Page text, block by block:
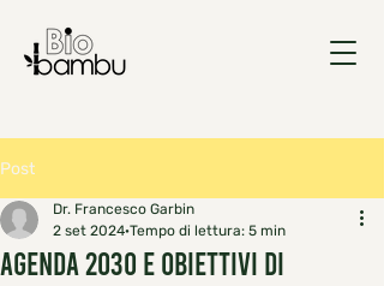
Post
AGENDA 2030 e OBIETTIVI DI
Dr. Francesco Garbin
2 set 2024 Tempo di lettura: 5 min